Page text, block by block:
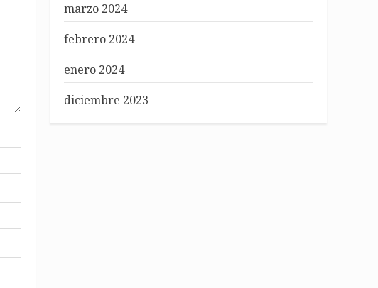
marzo 2024
febrero 2024
enero 2024
diciembre 2023